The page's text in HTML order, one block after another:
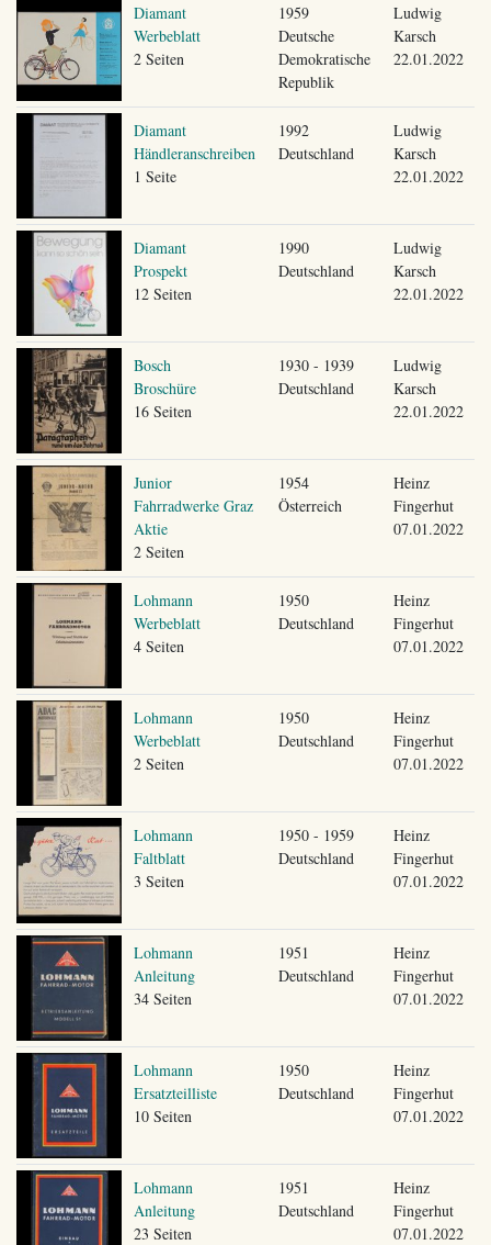
Diamant
Werbeblatt
2 Seiten
1959
Deutsche
Demokratische
Republik
Ludwig
Karsch
22.01.2022
Diamant
Händleranschreiben
1 Seite
1992
Deutschland
Ludwig
Karsch
22.01.2022
Diamant
Prospekt
12 Seiten
1990
Deutschland
Ludwig
Karsch
22.01.2022
Bosch
Broschüre
16 Seiten
1930 - 1939
Deutschland
Ludwig
Karsch
22.01.2022
Junior
Fahrradwerke Graz
Aktie
2 Seiten
1954
Österreich
Heinz
Fingerhut
07.01.2022
Lohmann
Werbeblatt
4 Seiten
1950
Deutschland
Heinz
Fingerhut
07.01.2022
Lohmann
Werbeblatt
2 Seiten
1950
Deutschland
Heinz
Fingerhut
07.01.2022
Lohmann
Faltblatt
3 Seiten
1950 - 1959
Deutschland
Heinz
Fingerhut
07.01.2022
Lohmann
Anleitung
34 Seiten
1951
Deutschland
Heinz
Fingerhut
07.01.2022
Lohmann
Ersatzteilliste
10 Seiten
1950
Deutschland
Heinz
Fingerhut
07.01.2022
Lohmann
Anleitung
23 Seiten
1951
Deutschland
Heinz
Fingerhut
07.01.2022